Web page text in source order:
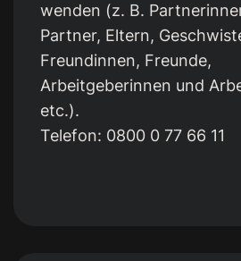
wenden (z. B.
Partner, Eltern,
Freundinnen, Freunde,
Arbeitgeberinnen und
etc.).
Telefon: 0800 0 77 66 11